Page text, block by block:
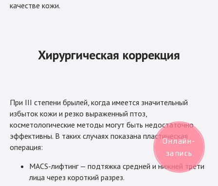
качестве кожи.
Хирургическая коррекция
При III степени брылей, когда имеется значительный
избыток кожи и резко выраженный птоз,
косметологические методы могут быть недостаточно
эффективны. В таких случаях показана пластическая
операция:
MACS-лифтинг — подтяжка средней и нижней трети
лица через короткий разрез.
Онлайн-
запись